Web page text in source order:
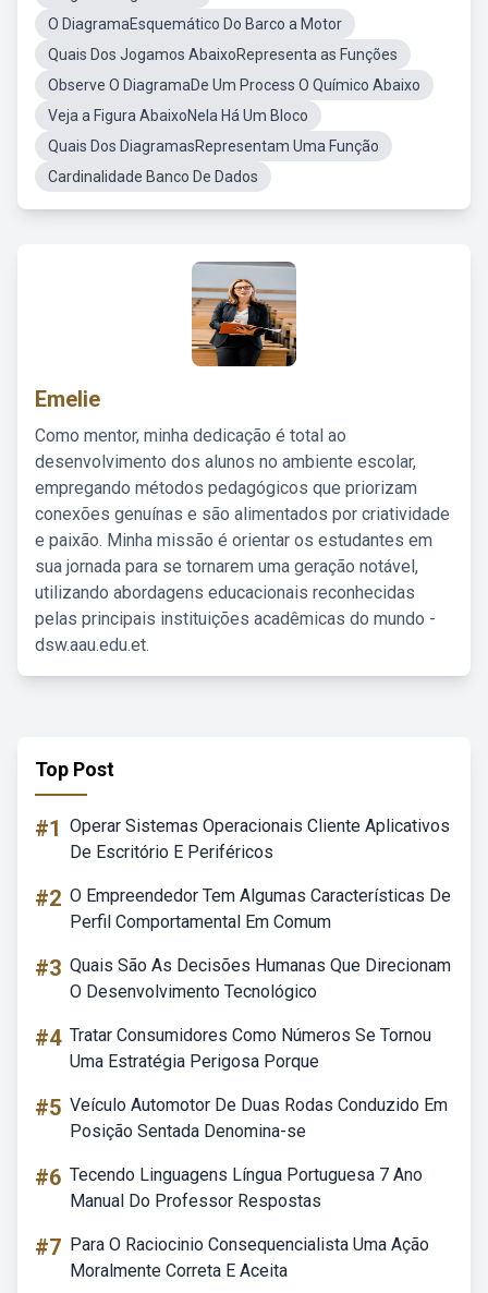
O DiagramaEsquemático Do Barco a Motor
Quais Dos Jogamos AbaixoRepresenta as Funções
Observe O DiagramaDe Um Process O Químico Abaixo
Veja a Figura AbaixoNela Há Um Bloco
Quais Dos DiagramasRepresentam Uma Função
Cardinalidade Banco De Dados
Emelie
Como mentor, minha dedicação é total ao
desenvolvimento dos alunos no ambiente escolar,
empregando métodos pedagógicos que priorizam
conexões genuínas e são alimentados por criatividade
e paixão. Minha missão é orientar os estudantes em
sua jornada para se tornarem uma geração notável,
utilizando abordagens educacionais reconhecidas
pelas principais instituições acadêmicas do mundo -
dsw.aau.edu.et.
Top Post
#1 Operar Sistemas Operacionais Cliente Aplicativos
De Escritório E Periféricos
#2 O Empreendedor Tem Algumas Características De
Perfil Comportamental Em Comum
#3 Quais São As Decisões Humanas Que Direcionam
O Desenvolvimento Tecnológico
#4 Tratar Consumidores Como Números Se Tornou
Uma Estratégia Perigosa Porque
#5 Veículo Automotor De Duas Rodas Conduzido Em
Posição Sentada Denomina-se
#6 Tecendo Linguagens Língua Portuguesa 7 Ano
Manual Do Professor Respostas
#7 Para O Raciocinio Consequencialista Uma Ação
Moralmente Correta E Aceita